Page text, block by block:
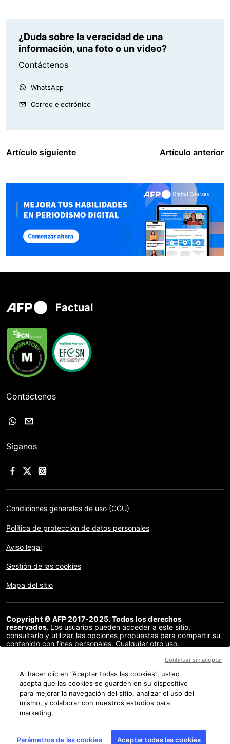
¿Duda sobre la veracidad de una
información, una foto o un video?
Contáctenos
WhatsApp
Correo electrónico
Artículo siguiente Artículo anterior
Factual
Contáctenos
Síganos
Condiciones generales de uso (CGU)
Política de protección de datos personales
Aviso legal
Gestión de las cookies
Mapa del sitio
Copyright © AFP 2017-2025. Todos los derechos
reservados. Los usuarios pueden acceder a este sitio,
consultarlo y utilizar las opciones propuestas para compartir su
contenido con fines personales. Cualquier otro uso,
distribución del contenido de este sitio, en su totalidad o en
acuerdo específico firmado con la AFP, está estrictamente
prohibido. Los elementos analizados en cada verificación se
presentan o se enlazan en tanto en cuanto son necesarios para
la correcta comprensión de la verificación en cuestión. La AFP
no cuenta con derechos sobre los autores ni sobre los
propietarios del copyright de estos contenidos de terceras
Al hacer clic en “Aceptar todas las cookies”, usted
acepta que las cookies se guarden en su dispositivo
para mejorar la navegación del sitio, analizar el uso del
mismo, y colaborar con nuestros estudios para
marketing.
Parámetros de las cookies Aceptar todas las cookies
Continuar sin aceptar